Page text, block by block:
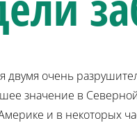
двумя очень
значение в
и в некоторых